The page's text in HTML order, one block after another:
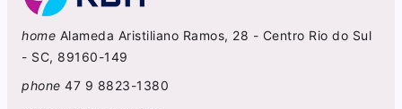
home Alameda Aristiliano Ramos, 28 - Centro Rio do Sul
- SC, 89160-149
phone 47 9 8823-1380